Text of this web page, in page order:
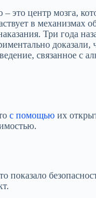
это центр мозга,
в механизмах
Три года
доказали,
связанное с
с помощью их
показало